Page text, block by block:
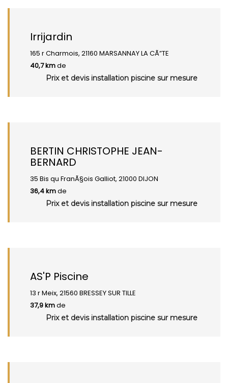
Irrijardin
165 r Charmois, 21160 MARSANNAY LA CÃ”TE
40,7 kmde
Prix et devis installation piscine sur mesure
BERTIN CHRISTOPHE JEAN-
BERNARD
35 Bis qu FranÃ§ois Galliot, 21000 DIJON
36,4 kmde
Prix et devis installation piscine sur mesure
AS'P Piscine
13 r Meix, 21560 BRESSEY SUR TILLE
37,9 kmde
Prix et devis installation piscine sur mesure